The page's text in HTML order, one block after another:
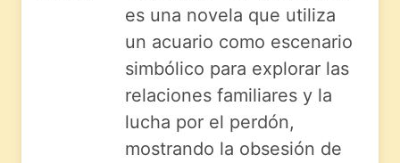
es una novela que utiliza
un acuario como escenario
simbólico para explorar las
relaciones familiares y la
lucha por el perdón,
mostrando la obsesión de